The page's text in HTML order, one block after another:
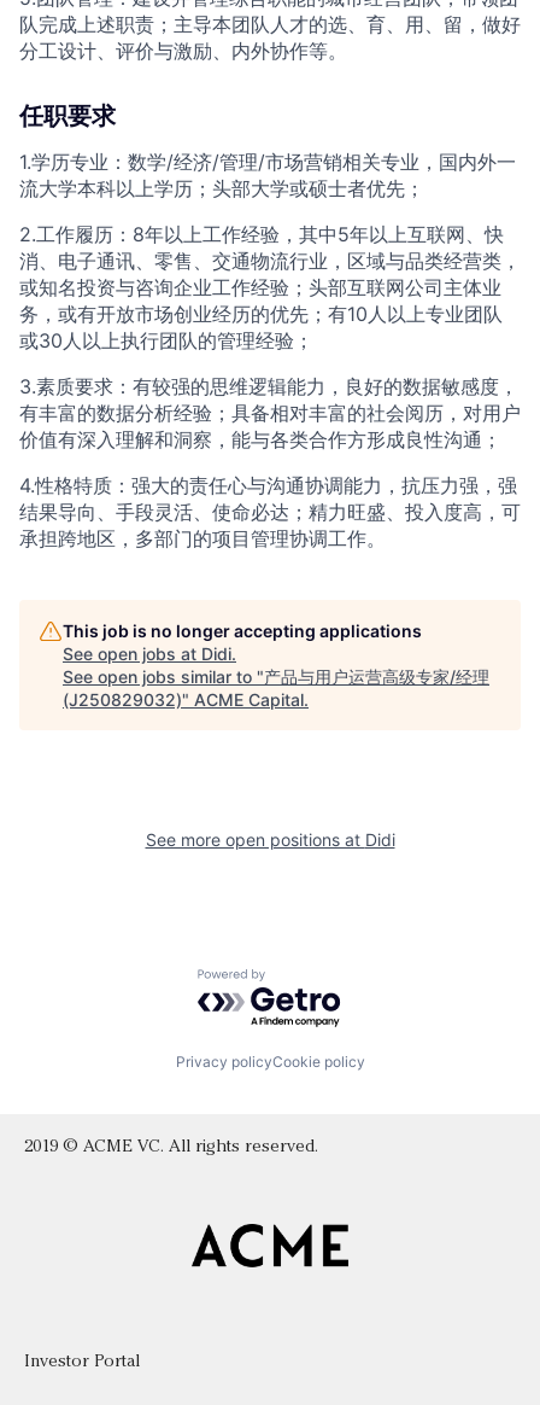
队完成上述职责；主导本团队人才的选、育、用、留，做好
分工设计、评价与激励、内外协作等。
任职要求
1.学历专业：数学/经济/管理/市场营销相关专业，国内外一
流大学本科以上学历；头部大学或硕士者优先；
2.工作履历：8年以上工作经验，其中5年以上互联网、快
消、电子通讯、零售、交通物流行业，区域与品类经营类，
或知名投资与咨询企业工作经验；头部互联网公司主体业
务，或有开放市场创业经历的优先；有10人以上专业团队
或30人以上执行团队的管理经验；
3.素质要求：有较强的思维逻辑能力，良好的数据敏感度，
有丰富的数据分析经验；具备相对丰富的社会阅历，对用户
价值有深入理解和洞察，能与各类合作方形成良性沟通；
4.性格特质：强大的责任心与沟通协调能力，抗压力强，强
结果导向、手段灵活、使命必达；精力旺盛、投入度高，可
承担跨地区，多部门的项目管理协调工作。
This job is no longer accepting applications
See open jobs at Didi.
See open jobs similar to "产品与用户运营高级专家/经理
(J250829032)" ACME Capital.
See more open positions at Didi
Powered by Getro.com
Privacy policyCookie policy
2019 © ACME VC. All rights reserved.
Investor Portal